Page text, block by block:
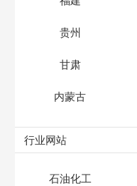
贵州
甘肃
内蒙古
行业网站
石油化工